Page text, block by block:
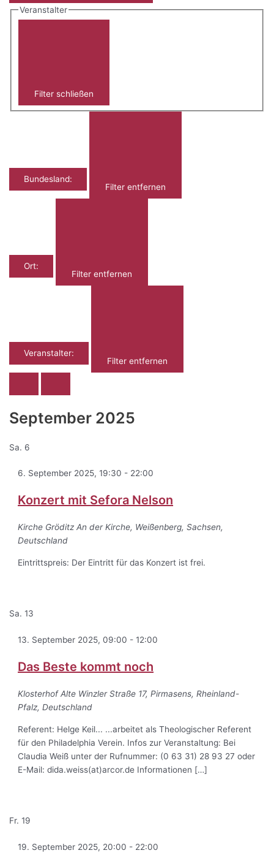
Veranstalter
Filter schließen
Bundesland:
Filter entfernen
Ort:
Filter entfernen
Veranstalter:
Filter entfernen
September 2025
Sa. 6
6. September 2025, 19:30 - 22:00
Konzert mit Sefora Nelson
Kirche GröditzAn der Kirche, Weißenberg, Sachsen,
Deutschland
Eintrittspreis: Der Eintritt für das Konzert ist frei.
Sa.13
13. September 2025, 09:00 -12:00
Das Beste kommt noch
KlosterhofAlte Winzler Straße 17, Pirmasens, Rheinland-
Pfalz, Deutschland
Referent: Helge Keil... ...arbeitet als Theologischer Referent
für den Philadelphia Verein. Infos zur Veranstaltung: Bei
Claudia Weiß unter der Rufnummer: (0 63 31) 28 93 27 oder
E-Mail: dida.weiss(at)arcor.de Informationen […]
Fr.19
19. September 2025, 20:00 - 22:00